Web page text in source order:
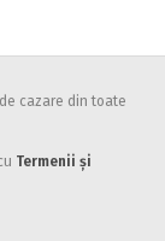
cazare din toate
Termenii și